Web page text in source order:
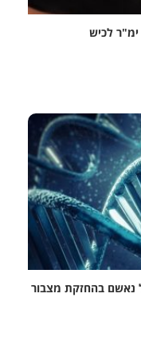
לכיש
נאשם בהחזקת מצבור